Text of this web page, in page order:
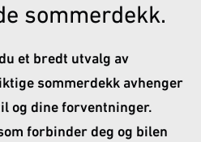
sommerdekk.
et bredt utvalg av
sommerdekk avhenger
og dine forventninger.
forbinder deg og bilen